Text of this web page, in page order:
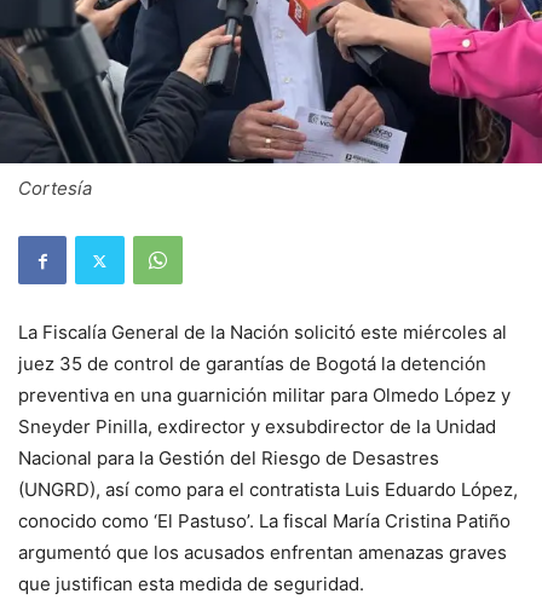
Cortesía
La Fiscalía General de la Nación solicitó este miércoles al
juez 35 de control de garantías de Bogotá la detención
preventiva en una guarnición militar para Olmedo López y
Sneyder Pinilla, exdirector y exsubdirector de la Unidad
Nacional para la Gestión del Riesgo de Desastres
(UNGRD), así como para el contratista Luis Eduardo López,
conocido como ‘El Pastuso’. La fiscal María Cristina Patiño
argumentó que los acusados enfrentan amenazas graves
que justifican esta medida de seguridad.